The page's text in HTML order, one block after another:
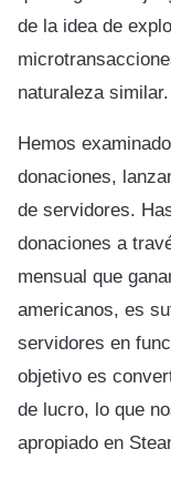
de la idea de
naturaleza similar.
Hemos
donaciones,
de servidores.
donaciones a
mensual que
americanos, es
servidores en
objetivo es
de lucro, lo que
apropiado en